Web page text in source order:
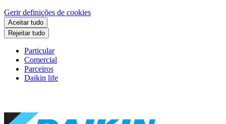
Gerir definições de cookies
Aceitar tudo
Rejeitar tudo
Particular
Comercial
Parceiros
Daikin life